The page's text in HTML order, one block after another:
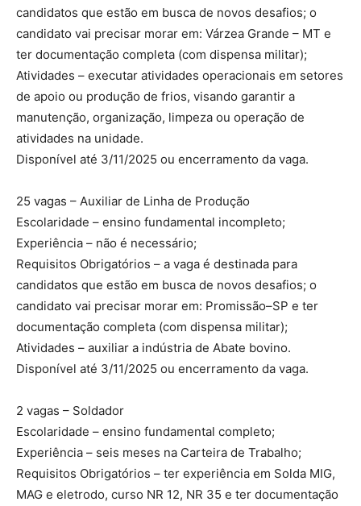
candidatos que estão em busca de novos desafios; o
candidato vai precisar morar em: Várzea Grande – MT e
ter documentação completa (com dispensa militar);
Atividades – executar atividades operacionais em setores
de apoio ou produção de frios, visando garantir a
manutenção, organização, limpeza ou operação de
atividades na unidade.
Disponível até 3/11/2025 ou encerramento da vaga.
25 vagas – Auxiliar de Linha de Produção
Escolaridade – ensino fundamental incompleto;
Experiência – não é necessário;
Requisitos Obrigatórios – a vaga é destinada para
candidatos que estão em busca de novos desafios; o
candidato vai precisar morar em: Promissão–SP e ter
documentação completa (com dispensa militar);
Atividades – auxiliar a indústria de Abate bovino.
Disponível até 3/11/2025 ou encerramento da vaga.
2 vagas – Soldador
Escolaridade – ensino fundamental completo;
Experiência – seis meses na Carteira de Trabalho;
Requisitos Obrigatórios – ter experiência em Solda MIG,
MAG e eletrodo, curso NR 12, NR 35 e ter documentação